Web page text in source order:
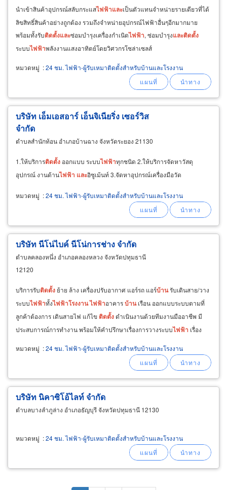
นำเข้าสินค้าอุปกรณ์สลับกระแสไฟฟ้าและเป็นตัวแทนจำหน่ายรายเดียวที่ได้
ลิขสิทธิ์สินค้าอย่างถูกต้อง รวมถึงจำหน่ายอุปกรณ์ไฟฟ้าอื่นๆอีกมากมาย
พร้อมทั้งรับติดตั้งและซ่อมบำรุงเครื่องกำเนิดไฟฟ้า, ซ่อมบำรุงและติดตั้ง
ระบบไฟฟ้าพลังงานแสงอาทิตย์โดยวิศวกรโซล่าเซลส์
หมวดหมู่ :24 ชม. ไฟฟ้า-ผู้รับเหมาติดตั้งสำหรับบ้านและโรงงาน
บริษัท เอ็มเอสอาร์ เอ็นจิเนียริ่ง เซอร์วิส
จำกัด
ตำบลสำนักท้อน อำเภอบ้านฉาง จังหวัดระยอง 21130
1.ให้บริการติดตั้ง ออกแบบ ระบบไฟฟ้าทุกชนิด 2.ให้บริการจัดหาวัสดุ
อุปกรณ์ งานด้านไฟฟ้า และอิซูเม้นท์ 3.จัดหาอุปกรณ์เครื่องมือวัด
หมวดหมู่ :24 ชม. ไฟฟ้า-ผู้รับเหมาติดตั้งสำหรับบ้านและโรงงาน
บริษัท นีโน่ไบค์ นีโน่การช่าง จำกัด
ตำบลคลองหนึ่ง อำเภอคลองหลวง จังหวัดปทุมธานี
12120
บริการรับติดตั้ง ย้าย ล้าง เครื่องปรับอากาศ แอร์รถ แอร์บ้านรับเดินสาย/วาง
ระบบไฟฟ้าทั้งไฟฟ้าโรงงานไฟฟ้าอาคารบ้านเรือน ออกแบบระบบตามที่
ลูกค้าต้องการ เดินสายไฟ แก้ไข ติดตั้งดำเนินงานด้วยทีมงานมืออาชีพ มี
ประสบการณ์การทำงาน พร้อมให้คำปรึกษาเรื่องการวางระบบไฟฟ้า เรื่อง
แอร์ พร้อมบริการซ่อม ดูแลแอร์
หมวดหมู่ :24 ชม. ไฟฟ้า-ผู้รับเหมาติดตั้งสำหรับบ้านและโรงงาน
บริษัท นิคาซิโอ้ไลท์ จำกัด
ตำบลบางลำภูล่าง อำเภอธัญบุรี จังหวัดปทุมธานี 12130
หมวดหมู่ :24 ชม. ไฟฟ้า-ผู้รับเหมาติดตั้งสำหรับบ้านและโรงงาน